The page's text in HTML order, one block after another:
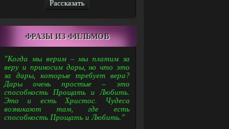
ФРАЗЫ ИЗ ФИЛЬМОВ
"Когда мы верим – мы платим за
веру и приносим дары, но что это
за дары, которые требует вера?
Дары очень простые – это
способность Прощать и Любить.
Это и есть Христос. Чудеса
возникают там, где есть
способность Прощать и Любить."